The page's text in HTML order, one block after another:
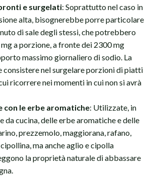
e surgelati: Soprattutto nel caso in
alta, bisognerebbe porre particolare
di sale degli stessi, che potrebbero
a porzione, a fronte dei 2300 mg
massimo giornaliero di sodio. La
nel surgelare porzioni di piatti
ricorrere nei momenti in cui non si avrà
con le erbe aromatiche: Utilizzate, in
da cucina, delle erbe aromatiche e delle
prezzemolo, maggiorana, rafano,
ma anche aglio e cipolla
la proprietà naturale di abbassare